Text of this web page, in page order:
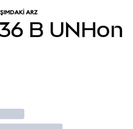
ARZ
B UNHon